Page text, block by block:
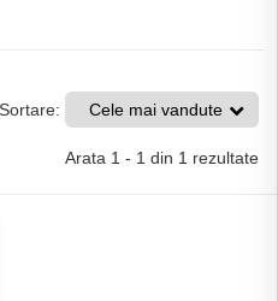
Sortare: Cele mai vandute
Arata 1 - 1 din 1 rezultate